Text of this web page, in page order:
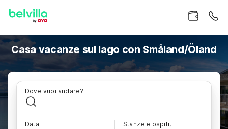
Casa vacanze sul lago con Småland/Öland
Dove vuoi andare?
Data Stanze e ospiti,